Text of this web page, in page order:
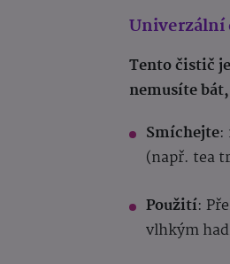
Univerzální
Tento čistič
nemusíte
Smíchejte:
(např. tea
Použití:
vlhkým